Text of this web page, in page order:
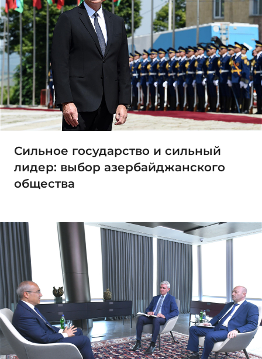
Сильное государство и сильный
лидер: выбор азербайджанского
общества